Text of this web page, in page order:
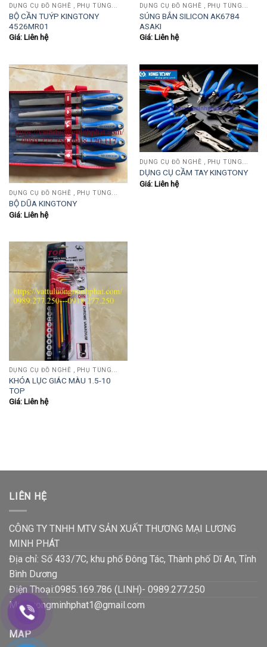
DỤNG CỤ ĐỒ NGHỀ , PHỤ TÙNG...
BỘ CẦN TUÝP KINGTONY
4526MR01
Giá: Liên hệ
DỤNG CỤ ĐỒ NGHỀ , PHỤ TÙNG...
SÚNG BẮN SILICON AK6784
ASAKI
Giá: Liên hệ
DỤNG CỤ ĐỒ NGHỀ , PHỤ TÙNG...
BỘ DŨA KINGTONY
Giá: Liên hệ
DỤNG CỤ ĐỒ NGHỀ , PHỤ TÙNG...
DỤNG CỤ CẦM TAY KINGTONY
Giá: Liên hệ
DỤNG CỤ ĐỒ NGHỀ , PHỤ TÙNG...
KHÓA LỤC GIÁC MÀU 1.5-10
TOP
Giá: Liên hệ
LIÊN HỆ
CÔNG TY TNHH MTV SẢN XUẤT THƯƠNG MẠI LƯƠNG
MINH PHÁT
Địa chỉ: Số 433/7C, khu phố Đông Tác, Thành phố Dĩ An, Tỉnh
Bình Dương
Điện Thoại:0985.169.786 (LINH)- 0989.277.250
Mail:luongminhphat1@gmail.com
MAP